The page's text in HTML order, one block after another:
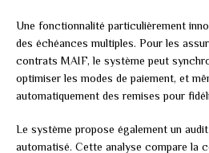
Une fonctionnalité particulièrement
des échéances multiples. Pour les
contrats MAIF, le système peut
optimiser les modes de paiement, et
automatiquement des remises pour
Le système propose également un
automatisé. Cette analyse compare la